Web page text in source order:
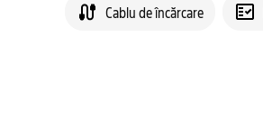
Cablu de încărcare